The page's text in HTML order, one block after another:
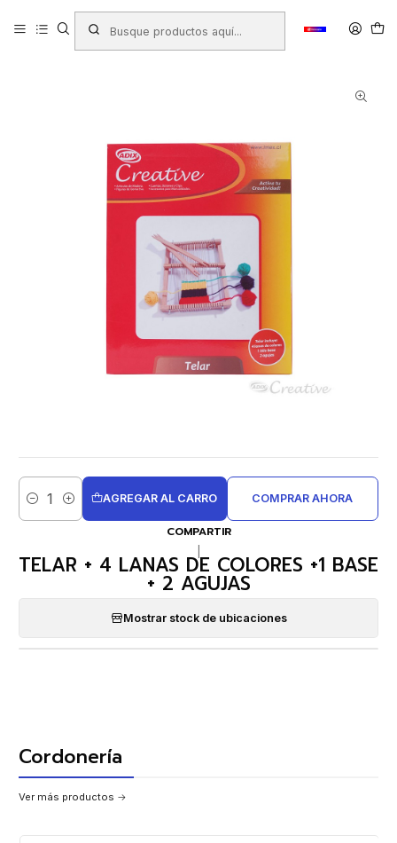
Productos LIBRERIA Manualidades Cordonería
TELAR + 4 LANAS DE COLORES +1 BASE + 2 AGUJAS
Cantidad
AGREGAR AL CARRO COMPRAR AHORA
COMPARTIR
TELAR + 4 LANAS DE COLORES +1 BASE
+ 2 AGUJAS
Mostrar stock de ubicaciones
Cordonería
Ver más productos